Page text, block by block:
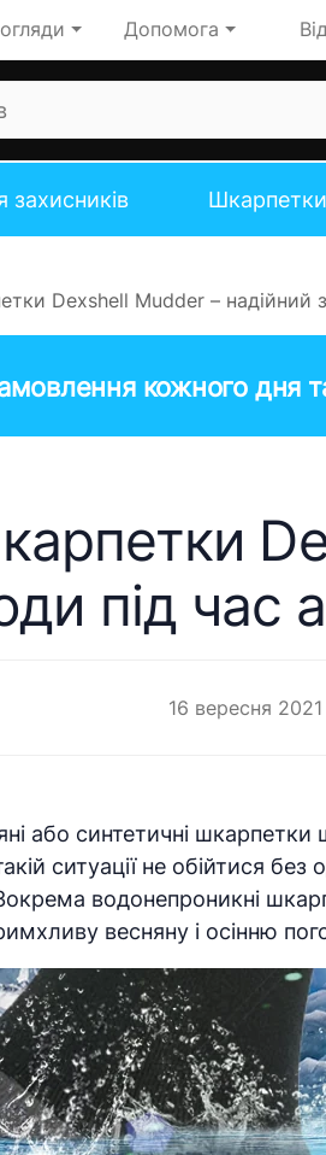
Допомога
захисників Шкарпетки
Dexshell Mudder – надійний
кожного дня
під час
16 вересня 2021
або синтетичні
ситуації не обійтися
водонепроникні
весняну і осінню